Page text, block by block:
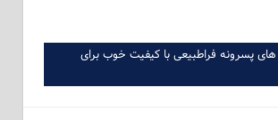
های پسرونه فراطبیعی با کیفیت خوب برای